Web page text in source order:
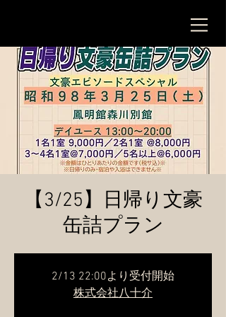
【3/25】日帰り文豪
缶詰プラン
2/13 22:00より受付開始
株式会社八十介